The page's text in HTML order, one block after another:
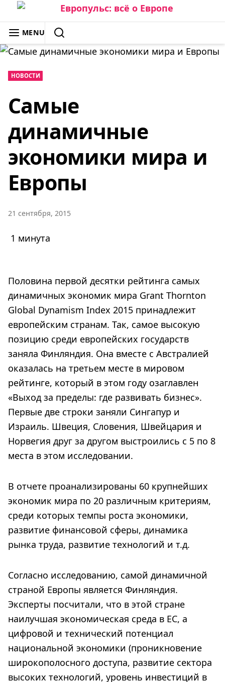
Skip
to
content
ЕВРОПУЛЬС: ВСЁ О ЕВРОПЕ
MENU
SEARCH
НОВОСТИ
Самые
динамичные
экономики мира и
Европы
21 сентября, 2015
1 минута
Половина первой десятки рейтинга самых
динамичных экономик мира Grant Thornton
Global Dynamism Index 2015 принадлежит
европейским странам. Так, самое высокую
позицию среди европейских государств
заняла Финляндия. Она вместе с Австралией
оказалась на третьем месте в мировом
рейтинге, который в этом году озаглавлен
«Выход за пределы: где развивать бизнес».
Первые две строки заняли Сингапур и
Израиль. Швеция, Словения, Швейцария и
Норвегия друг за другом выстроились с 5 по 8
места в этом исследовании.
В отчете проанализированы 60 крупнейших
экономик мира по 20 различным критериям,
среди которых темпы роста экономики,
развитие финансовой сферы, динамика
рынка труда, развитие технологий и т.д.
Согласно исследованию, самой динамичной
страной Европы является Финляндия.
Эксперты посчитали, что в этой стране
наилучшая экономическая среда в ЕС, а
цифровой и технический потенциал
национальной экономики (проникновение
широкополосного доступа, развитие сектора
высоких технологий, уровень инвестиций в